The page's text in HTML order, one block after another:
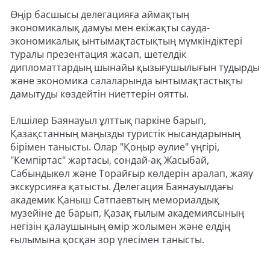
Өңір басшысы делегацияға аймақтың
экономикалық дамуы мен екіжақты сауда-
экономикалық ынтымақтастықтың мүмкіндіктері
туралы презентация жасап, шетелдік
дипломаттардың шынайы қызығушылығын тудырды
және экономика салаларында ынтымақтастықты
дамытуды көздейтін ниеттерін оятты.
Елшілер Баянауыл ұлттық паркіне барып,
Қазақстанның маңызды туристік нысандарының
бірімен танысты. Олар "Қоңыр әулие" үңгірі,
"Кемпіртас" жартасы, сондай-ақ Жасыбай,
Сабындыкөл және Торайғыр көлдерін аралап, жаяу
экскурсияға қатысты. Делегация Баянауылдағы
академик Қаныш Сәтпаевтың мемориалдық
музейіне де барып, Қазақ ғылым академиясының
негізін қалаушының өмір жолымен және елдің
ғылымына қосқан зор үлесімен танысты.